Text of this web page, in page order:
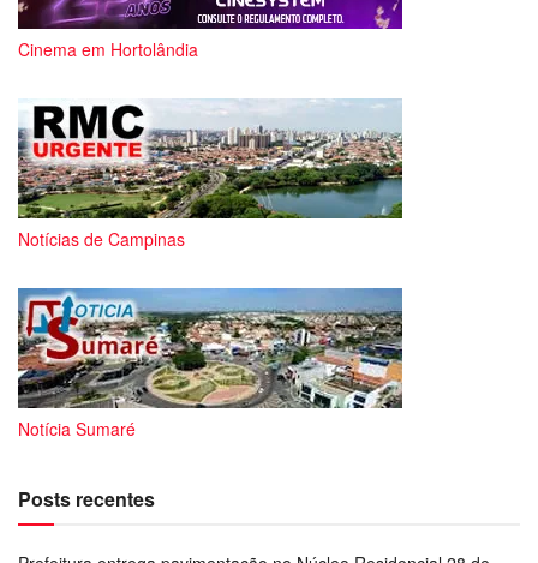
Cinema em Hortolândia
Notícias de Campinas
Notícia Sumaré
Posts recentes